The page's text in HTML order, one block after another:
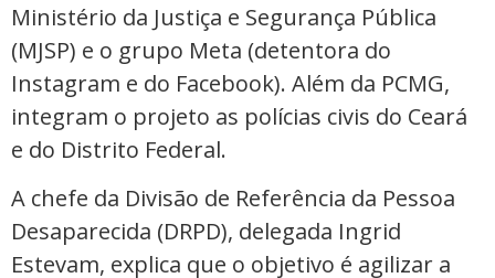
Ministério da Justiça e Segurança Pública
(MJSP) e o grupo Meta (detentora do
Instagram e do Facebook). Além da PCMG,
integram o projeto as polícias civis do Ceará
e do Distrito Federal.
A chefe da Divisão de Referência da Pessoa
Desaparecida (DRPD), delegada Ingrid
Estevam, explica que o objetivo é agilizar a